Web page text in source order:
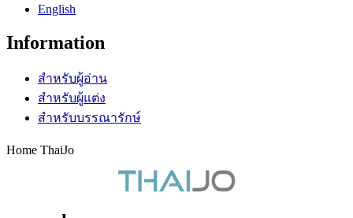
English
Information
สำหรับผู้อ่าน
สำหรับผู้แต่ง
สำหรับบรรณารักษ์
Home ThaiJo